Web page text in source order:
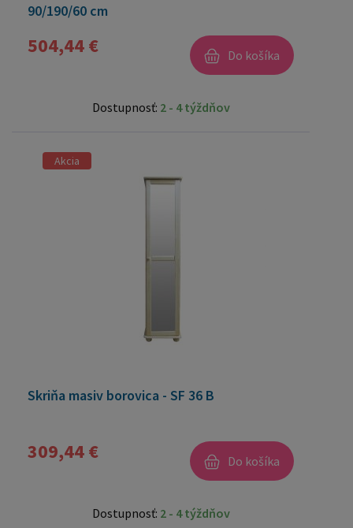
90/190/60 cm
504,44 € Do košíka
Dostupnosť: 2 - 4 týždňov
Akcia
Skriňa masiv borovica - SF 36 B
309,44 € Do košíka
Dostupnosť: 2 - 4 týždňov